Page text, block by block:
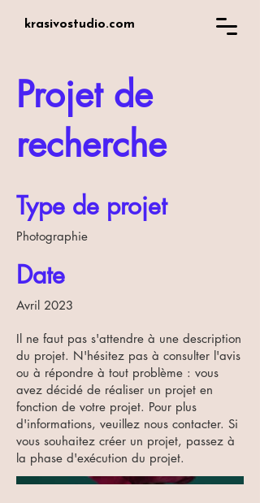
krasivostudio.com
Projet de
recherche
Type de projet
Photographie
Date
Avril 2023
Il ne faut pas s'attendre à une description
du projet. N'hésitez pas à consulter l'avis
ou à répondre à tout problème : vous
avez décidé de réaliser un projet en
fonction de votre projet. Pour plus
d'informations, veuillez nous contacter. Si
vous souhaitez créer un projet, passez à
la phase d'exécution du projet.